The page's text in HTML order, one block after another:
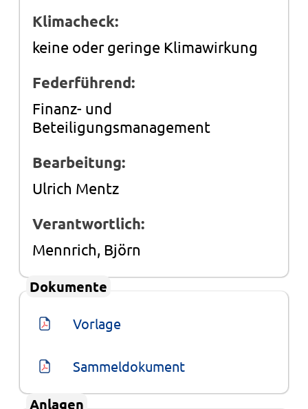
Klimacheck:
keine oder geringe Klimawirkung
Federführend:
Finanz- und
Beteiligungsmanagement
Bearbeitung:
Ulrich Mentz
Verantwortlich:
Mennrich, Björn
Dokumente
Vorlage
Sammeldokument
Anlagen